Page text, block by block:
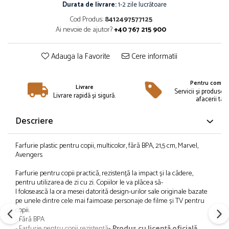
Bluze și jachete copii
Compleuri copii
Căciuli, fulare, mănuși
Halate de baie
Hanorace
Pantaloni și treninguri copii
Pijamale copii
Rochițe fetițe
Tricouri copii
Șepci
Încălțăminte
Cizme
Pantofi și încălțăminte sport
Durata de livrare:1-2 zile lucrătoare
Cod Produs:8412497577125
Ai nevoie de ajutor?+40 767 215 900
Adauga la Favorite Cere informatii
Livrare
Livrare rapidă și sigură.
Pentru
Servicii și produse
afacerii tale
Descriere
Farfurie plastic pentru copii, multicolor,fără BPA, 21,5 cm, Marvel,
Avengers
Farfurie pentru copii practică,rezistență laimpactși lacădere,
pentru utilizarea de zi cu zi. Copiilor leva plăceasă-
lfolosească laora meseidatoritădesign-urilorsaleoriginale bazate
pe uneledintrecele maifaimoase personaje de filmeșiTV pentru
copii.
-Fără BPA